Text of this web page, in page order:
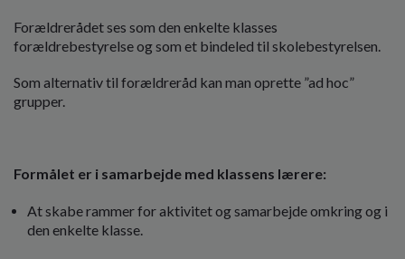
Forældrerådet ses som den enkelte klasses
forældrebestyrelse og som et bindeled til skolebestyrelsen.
Som alternativ til forældreråd kan man oprette ”ad hoc”
grupper.
Formålet er i samarbejde med klassens lærere:
At skabe rammer for aktivitet og samarbejde omkring og i
den enkelte klasse.